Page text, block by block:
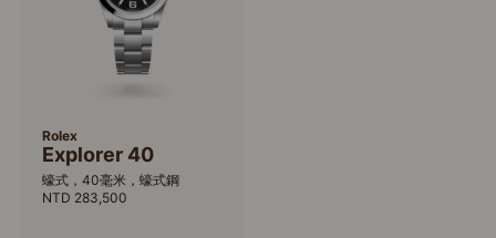
Rolex
Explorer 40
蠔式，40毫米，蠔式鋼
NTD 283,500